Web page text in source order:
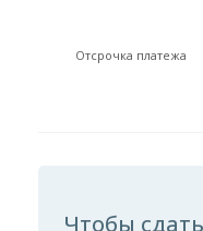
Отсрочка платежа
Чтобы